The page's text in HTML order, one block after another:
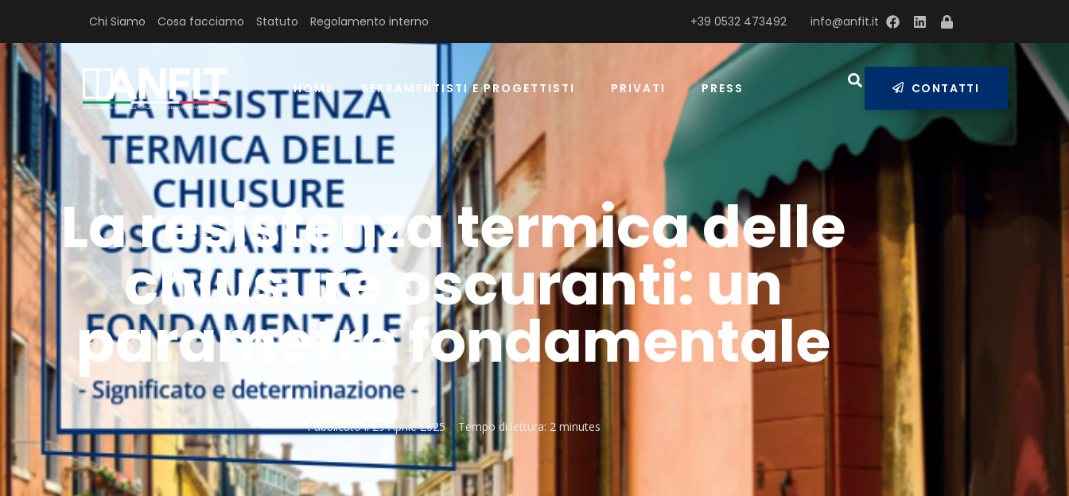
Chi Siamo Cosa facciamo Statuto Regolamento interno info@anfit.it
+39 0532 473492
HOME SERRAMENTISTI E PROGETTISTI PRIVATI PRESS CONTATTI
La resistenza termica delle
chiusure oscuranti: un
parametro fondamentale
Pubblicato il29 Aprile 2025 Tempo di lettura: 2 minutes